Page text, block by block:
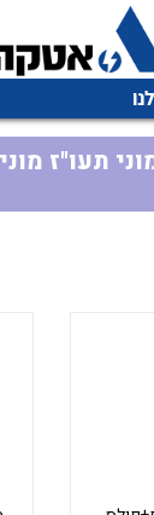
חשמלית
חשמלית
ואוטומציה תעשייתית
וארונות לחשמל, בקרה
תעו"ז